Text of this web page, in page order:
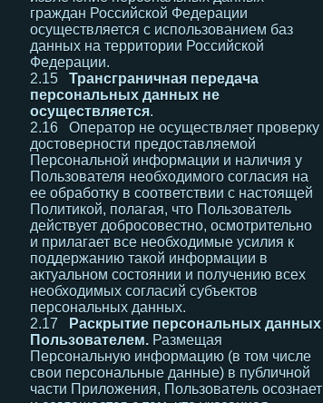
граждан Российской Федерации
осуществляется с использованием баз
данных на территории Российской
Федерации.
Трансграничная передача
персональных данных не
осуществляется.
Оператор не осуществляет проверку
достоверности предоставляемой
Персональной информации и наличия у
Пользователя необходимого согласия на
ее обработку в соответствии с настоящей
Политикой, полагая, что Пользователь
действует добросовестно, осмотрительно
и прилагает все необходимые усилия к
поддержанию такой информации в
актуальном состоянии и получению всех
необходимых согласий субъектов
персональных данных.
Раскрытие персональных данных
Пользователем. Размещая
Персональную информацию (в том числе
свои персональные данные) в публичной
части Приложения, Пользователь осознает